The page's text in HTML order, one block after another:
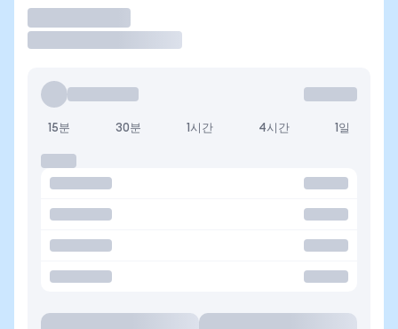
15분 30분 1시간 4시간 1일